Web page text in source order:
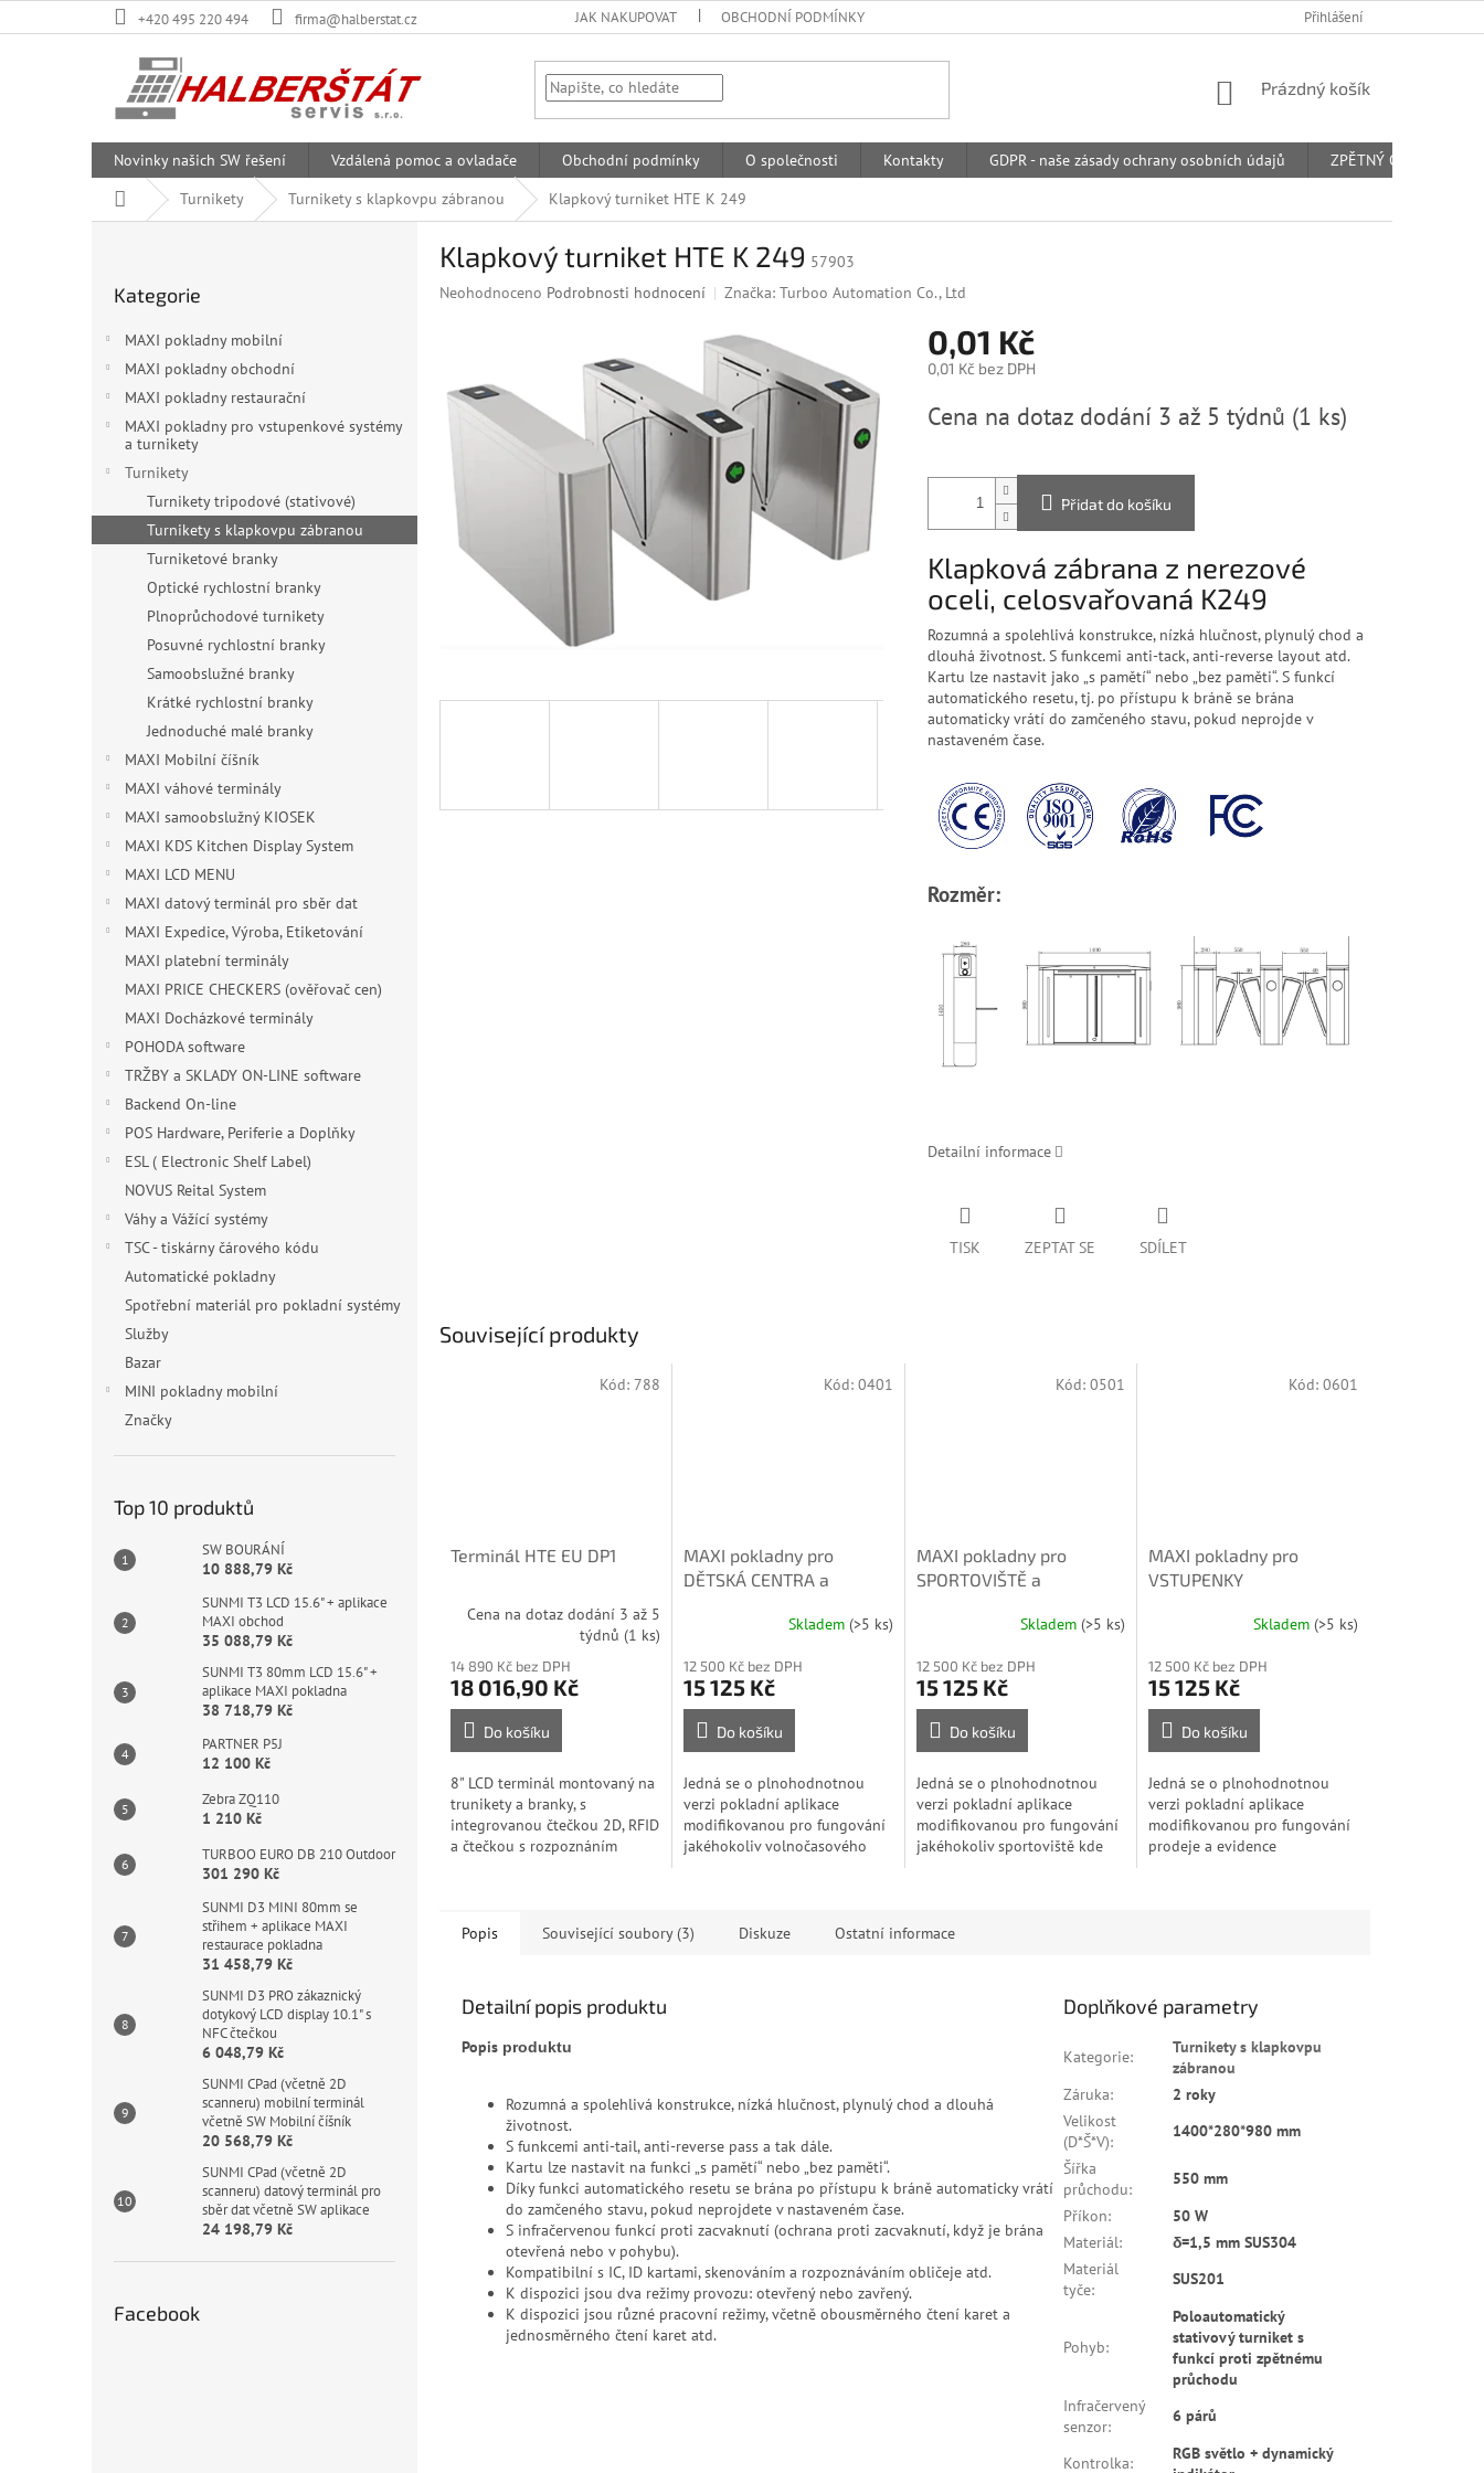
na
+420 495 220 494 firma@halberstat.cz JAK NAKUPOVAT OBCHODNÍ PODMÍNKY Přihlášení
NÁKUPNÍ
Prázdný košík
Novinky našich SW řešení Vzdálená pomoc a ovladače Obchodní podmínky O společnosti Kontakty GDPR - naše zásady ochrany osobních údajů
ZPĚTNÝ ODBĚR
Domů Turnikety Turnikety s klapkovpu zábranou Klapkový turniket HTE K 249
e
l
kategorie
Kategorie
MAXI pokladny mobilní
MAXI pokladny obchodní
MAXI pokladny restaurační
MAXI pokladny pro vstupenkové systémy
a turnikety
Turnikety
Turnikety tripodové (stativové)
Turnikety s klapkovpu zábranou
Turniketové branky
Optické rychlostní branky
Plnoprůchodové turnikety
Posuvné rychlostní branky
Samoobslužné branky
Krátké rychlostní branky
Jednoduché malé branky
MAXI Mobilní číšník
MAXI váhové terminály
MAXI samoobslužný KIOSEK
MAXI KDS Kitchen Display System
MAXI LCD MENU
MAXI datový terminál pro sběr dat
MAXI Expedice, Výroba, Etiketování
MAXI platební terminály
MAXI PRICE CHECKERS (ověřovač cen)
MAXI Docházkové terminály
POHODA software
TRŽBY a SKLADY ON-LINE software
Backend On-line
POS Hardware, Periferie a Doplňky
ESL ( Electronic Shelf Label)
NOVUS Reital System
Váhy a Vážící systémy
TSC - tiskárny čárového kódu
Automatické pokladny
Spotřební materiál pro pokladní systémy
Služby
Bazar
MINI pokladny mobilní
Značky
Top 10 produktů
SW BOURÁNÍ
10 888,79 Kč
SUNMI T3 LCD 15.6" + aplikace
MAXI obchod
35 088,79 Kč
SUNMI T3 80mm LCD 15.6" +
aplikace MAXI pokladna
38 718,79 Kč
PARTNER P5J
12 100 Kč
Zebra ZQ110
1 210 Kč
TURBOO EURO DB 210 Outdoor
301 290 Kč
SUNMI D3 MINI 80mm se
střihem + aplikace MAXI
restaurace pokladna
31 458,79 Kč
SUNMI D3 PRO zákaznický
dotykový LCD display 10.1" s
NFC čtečkou
6 048,79 Kč
SUNMI CPad (včetně 2D
scanneru) mobilní terminál
včetně SW Mobilní číšník
20 568,79 Kč
SUNMI CPad (včetně 2D
scanneru) datový terminál pro
sběr dat včetně SW aplikace
24 198,79 Kč
Facebook
Klapkový turniket HTE K 249 57903
Průměrné
Neohodnoceno Podrobnosti hodnocení Značka: Turboo Automation Co., Ltd
0,01 Kč
0,01 Kč bez DPH
cena:
Cena na dotaz dodání 3 až 5 týdnů (1 ks)
Přidat do košíku
Klapková zábrana z nerezové
oceli, celosvařovaná K249
Rozumná a spolehlivá konstrukce, nízká hlučnost, plynulý chod a
dlouhá životnost. S funkcemi anti-tack, anti-reverse layout atd.
Kartu lze nastavit jako „s pamětí“ nebo „bez paměti“. S funkcí
automatického resetu, tj. po přístupu k bráně se brána
automaticky vrátí do zamčeného stavu, pokud neprojde v
nastaveném čase.
Rozměr:
Detailní informace
TISK ZEPTAT SE SDÍLET
Související produkty
Terminál HTE EU DP1
Cena na dotaz dodání 3 až 5
týdnů (1 ks)
14 890 Kč bez DPH
18 016,90 Kč
Do košíku
8" LCD terminál montovaný na
trunikety a branky, s
integrovanou čtečkou 2D, RFID
a čtečkou s rozpoznáním
Kód: 788
MAXI pokladny pro
DĚTSKÁ CENTRA a
Skladem (>5 ks)
12 500 Kč bez DPH
15 125 Kč
Do košíku
Jedná se o plnohodnotnou
verzi pokladní aplikace
modifikovanou pro fungování
jakéhokoliv volnočasového
Kód: 0401
MAXI pokladny pro
SPORTOVIŠTĚ a
Skladem(>5 ks)
12 500 Kč bez DPH
15 125 Kč
Do košíku
Jedná se o plnohodnotnou
verzi pokladní aplikace
modifikovanou pro fungování
jakéhokoliv sportoviště kde
Kód:0501
MAXI pokladny pro
VSTUPENKY
Skladem (>5 ks)
12 500 Kč bez DPH
15 125 Kč
Do košíku
Jedná se o plnohodnotnou
verzi pokladní aplikace
modifikovanou pro fungování
prodeje a evidence
Kód: 0601
Popis Související soubory (3) Diskuze Ostatní informace
Detailní popis produktu
Popis produktu
Rozumná a spolehlivá konstrukce, nízká hlučnost, plynulý chod a dlouhá
životnost.
S funkcemi anti-tail, anti-reverse pass a tak dále.
Kartu lze nastavit na funkci „s pamětí“ nebo „bez paměti“.
Díky funkci automatického resetu se brána po přístupu k bráně automaticky vrátí
do zamčeného stavu, pokud neprojdete v nastaveném čase.
S infračervenou funkcí proti zacvaknutí (ochrana proti zacvaknutí, když je brána
otevřená nebo v pohybu).
Kompatibilní s IC, ID kartami, skenováním a rozpoznáváním obličeje atd.
K dispozici jsou dva režimy provozu: otevřený nebo zavřený.
K dispozici jsou různé pracovní režimy, včetně obousměrného čtení karet a
jednosměrného čtení karet atd.
Doplňkové parametry
Kategorie:
Turnikety s klapkovpu
zábranou
Záruka:
2 roky
Velikost
(D*Š*V):
1400*280*980 mm
Šířka
průchodu:
550 mm
Příkon:
50 W
Materiál:
δ=1,5 mm SUS304
Materiál
tyče:
SUS201
Pohyb:
Poloautomatický
stativový turniket s
funkcí proti zpětnému
průchodu
Infračervený
senzor:
6 párů
Kontrolka:
RGB světlo + dynamický